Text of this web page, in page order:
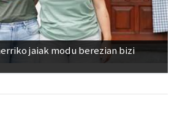
jaiak modu berezian bizi